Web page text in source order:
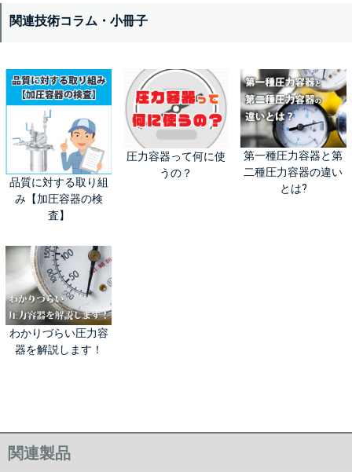
関連技術コラム・小冊子
品質に対する取り組
み【加圧容器の検
査】
圧力容器って何に使
うの？
第一種圧力容器と第
二種圧力容器の違い
とは?
わかりづらい圧力容
器を解説します！
関連製品